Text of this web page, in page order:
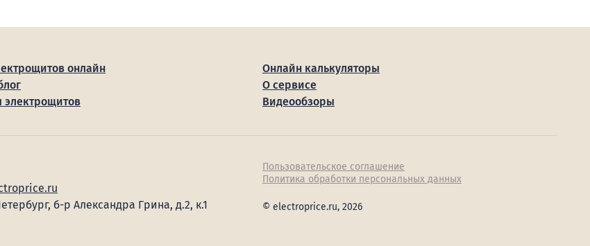
онлайн
Онлайн калькуляторы
О сервисе
Видеообзоры
б-р Александра Грина, д.2, к.1
Пользовательское соглашение
Политика обработки персональных данных
© electroprice.ru, 2026